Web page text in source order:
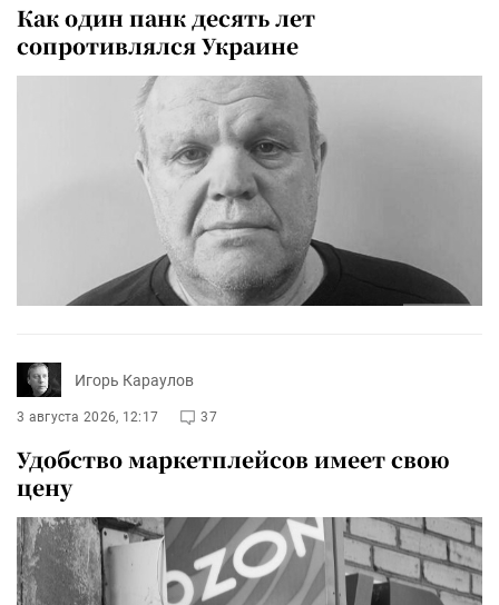
Как один панк десять лет
сопротивлялся Украине
Игорь Караулов
3 августа 2026, 12:17 37
Удобство маркетплейсов имеет свою
цену